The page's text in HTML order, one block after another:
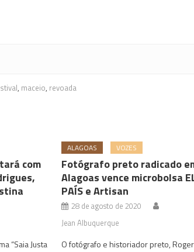
, maceio, revoada
com
“Saia Justa
ALAGOAS VOZES
Fotógrafo preto radicado
Alagoas vence microbolsa
PAÍS e Artisan
28 de agosto de 2020
Jean Albuquerque
O fotógrafo e historiador preto,